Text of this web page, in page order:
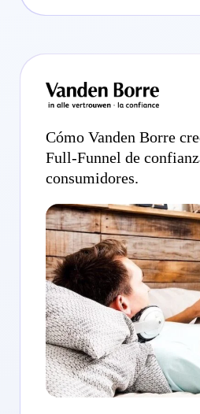
Cómo Vanden Borre
Full-Funnel de
consumidores.